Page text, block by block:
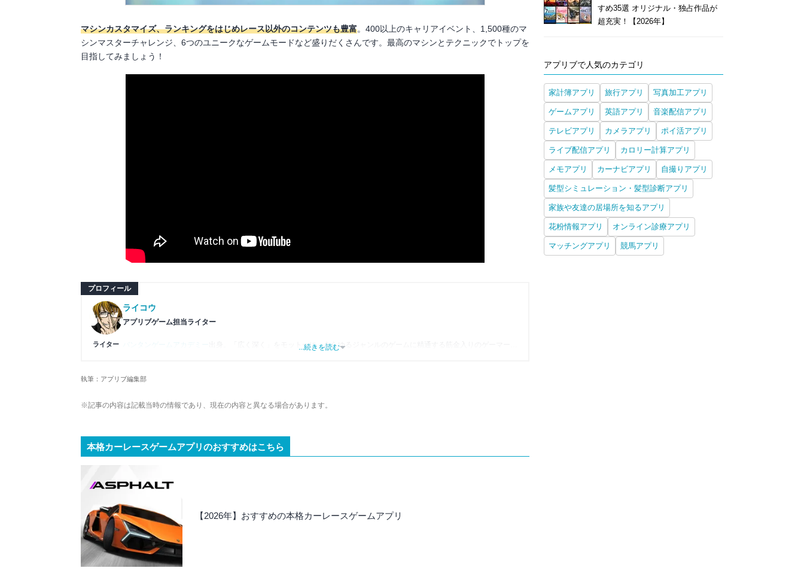
マシンカスタマイズ、ランキングをはじめレース以外のコンテンツも豊富。400以上のキャリアイベント、1,500種のマ
シンマスターチャレンジ、6つのユニークなゲームモードなど盛りだくさんです。最高のマシンとテクニックでトップを
目指してみましょう！
プロフィール
ライター
ライコウ
アプリブゲーム担当ライター
出身。「広く深く」をモットーに、あらゆるジャンルのゲームに精通する筋金入りのゲーマー。
や専門知識の深さは業界内でも高く評価されている。現在は、アプリブでゲーム関連のコンテンツを豊富に執筆中。
...続きを読む
執筆：アプリブ編集部
※記事の内容は記載当時の情報であり、現在の内容と異なる場合があります。
本格カーレースゲームアプリのおすすめはこちら
【2026年】おすすめの本格カーレースゲームアプリ
すめ35選 オリジナル・独占作品が
超充実！【2026年】
アプリブで人気のカテゴリ
家計簿アプリ 旅行アプリ 写真加工アプリ
ゲームアプリ 英語アプリ 音楽配信アプリ
テレビアプリ カメラアプリ ポイ活アプリ
ライブ配信アプリ カロリー計算アプリ
メモアプリ カーナビアプリ 自撮りアプリ
髪型シミュレーション・髪型診断アプリ
家族や友達の居場所を知るアプリ
花粉情報アプリ オンライン診療アプリ
マッチングアプリ 競馬アプリ